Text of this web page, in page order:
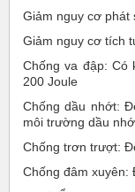
Giảm nguy cơ phát
Giảm nguy cơ tích
Chống va đập: Có
200 Joule
Chống dầu nhớt:
môi trường dầu
Chống trơn trượt:
Chống đâm xuyên: